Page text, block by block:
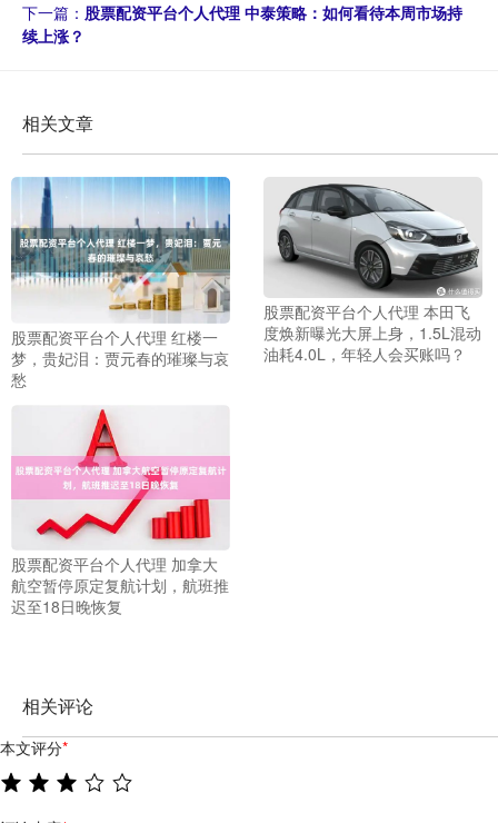
下一篇： 股票配资平台个人代理 中泰策略：如何看待本周市场持
续上涨？
相关文章
股票配资平台个人代理 红楼一
梦，贵妃泪：贾元春的璀璨与哀
愁
股票配资平台个人代理 本田飞
度焕新曝光大屏上身，1.5L混动
油耗4.0L，年轻人会买账吗？
股票配资平台个人代理 加拿大
航空暂停原定复航计划，航班推
迟至18日晚恢复
相关评论
本文评分*